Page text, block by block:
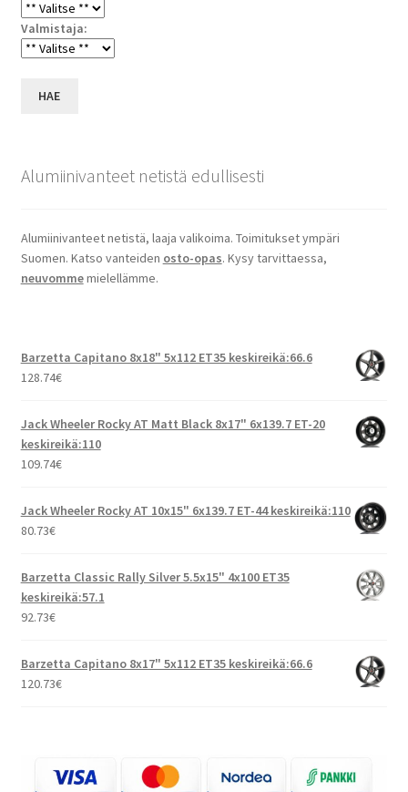
Valmistaja:
HAE
Alumiinivanteet netistä edullisesti
Alumiinivanteet netistä, laaja valikoima. Toimitukset ympäri
Suomen. Katso vanteiden osto-opas. Kysy tarvittaessa,
neuvommemielellämme.
Barzetta Capitano 8x18" 5x112 ET35 keskireikä:66.6
128.74€
Jack Wheeler Rocky AT Matt Black 8x17" 6x139.7 ET-20
keskireikä:110
109.74€
Jack Wheeler Rocky AT 10x15" 6x139.7 ET-44 keskireikä:110
80.73€
Barzetta Classic Rally Silver 5.5x15" 4x100 ET35
keskireikä:57.1
92.73€
Barzetta Capitano 8x17" 5x112 ET35 keskireikä:66.6
120.73€